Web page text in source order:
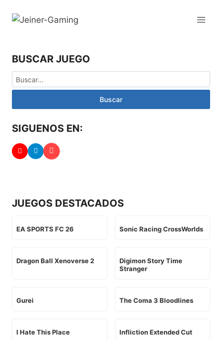
BUSCAR JUEGO
Buscar
SIGUENOS EN:
JUEGOS DESTACADOS
EA SPORTS FC 26 Sonic Racing CrossWorlds
Dragon Ball Xenoverse 2
Digimon Story Time
Stranger
Gurei The Coma 3 Bloodlines
I Hate This Place Infliction Extended Cut